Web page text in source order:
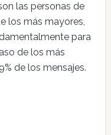
las personas de
los más mayores,
para
de los más
de los mensajes.